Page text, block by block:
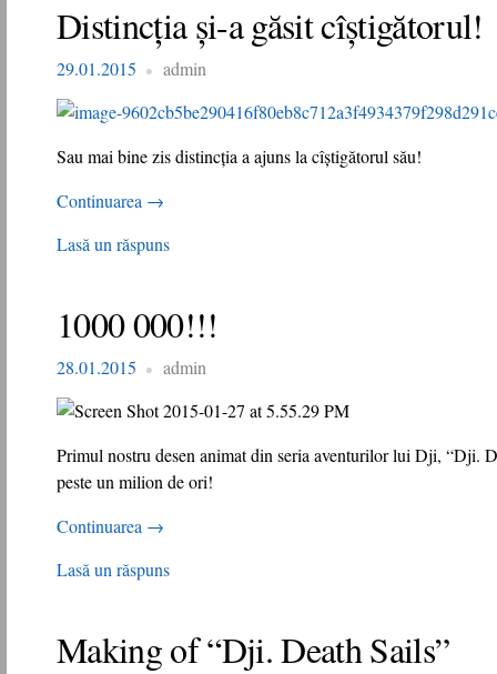
Distincţia şi-a găsit cîștigătorul!
29.01.2015 admin
Sau mai bine zis distincţia a ajuns la cîștigătorul său!
Continuarea →
Lasă un răspuns
1000 000!!!
28.01.2015 admin
Primul nostru desen animat din seria aventurilor lui Dji, “Dji.
peste un milion de ori!
Continuarea →
Lasă un răspuns
Making of “Dji. Death Sails”